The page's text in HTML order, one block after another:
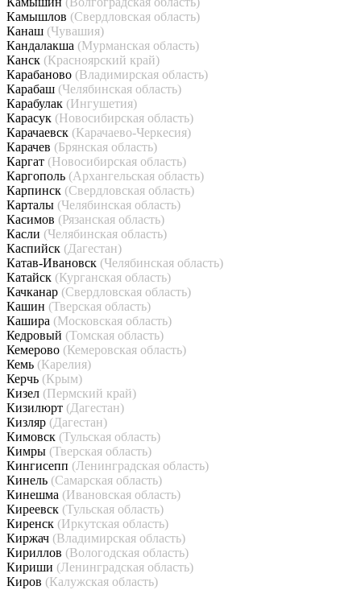
Камышлов (Свердловская область)
Канаш (Чувашия)
Кандалакша (Мурманская область)
Канск (Красноярский край)
Карабаново (Владимирская область)
Карабаш (Челябинская область)
Карабулак (Ингушетия)
Карасук (Новосибирская область)
Карачаевск (Карачаево-Черкесия)
Карачев (Брянская область)
Каргат (Новосибирская область)
Каргополь (Архангельская область)
Карпинск (Свердловская область)
Карталы (Челябинская область)
Касимов (Рязанская область)
Касли (Челябинская область)
Каспийск (Дагестан)
Катав-Ивановск (Челябинская область)
Катайск (Курганская область)
Качканар (Свердловская область)
Кашин (Тверская область)
Кашира (Московская область)
Кедровый (Томская область)
Кемерово (Кемеровская область)
Кемь (Карелия)
Керчь (Крым)
Кизел (Пермский край)
Кизилюрт (Дагестан)
Кизляр (Дагестан)
Кимовск (Тульская область)
Кимры (Тверская область)
Кингисепп (Ленинградская область)
Кинель (Самарская область)
Кинешма (Ивановская область)
Киреевск (Тульская область)
Киренск (Иркутская область)
Киржач (Владимирская область)
Кириллов (Вологодская область)
Кириши (Ленинградская область)
Киров (Калужская область)